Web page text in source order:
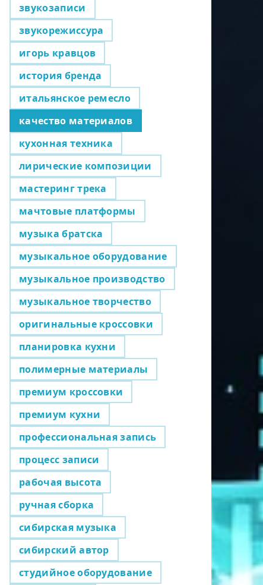
звукозаписи
звукорежиссура
игорь кравцов
история бренда
итальянское ремесло
качество материалов
кухонная техника
лирические композиции
мастеринг трека
мачтовые платформы
музыка братска
музыкальное оборудование
музыкальное производство
музыкальное творчество
оригинальные кроссовки
планировка кухни
полимерные материалы
премиум кроссовки
премиум кухни
профессиональная запись
процесс записи
рабочая высота
ручная сборка
сибирская музыка
сибирский автор
студийное оборудование